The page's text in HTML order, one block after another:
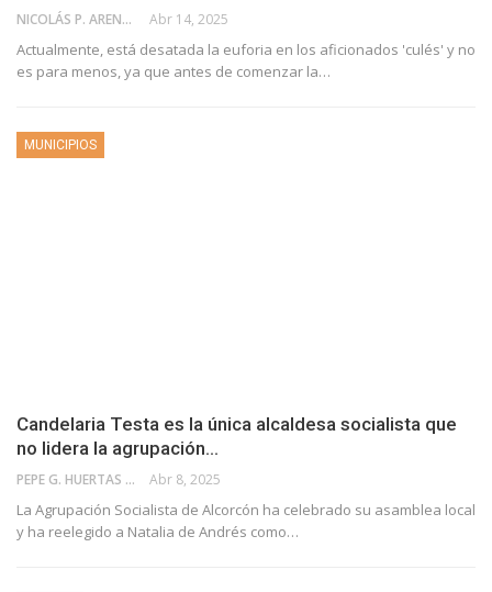
NICOLÁS P. ARENAS Abr 14, 2025
Actualmente, está desatada la euforia en los aficionados 'culés' y no
es para menos, ya que antes de comenzar la…
MUNICIPIOS
Candelaria Testa es la única alcaldesa socialista que
no lidera la agrupación…
PEPE G. HUERTAS Abr 8, 2025
La Agrupación Socialista de Alcorcón ha celebrado su asamblea local
y ha reelegido a Natalia de Andrés como…